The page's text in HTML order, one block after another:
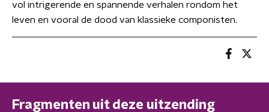
vol intrigerende en spannende verhalen rondom het
leven en vooral de dood van klassieke componisten.
Fragmenten uit deze uitzending